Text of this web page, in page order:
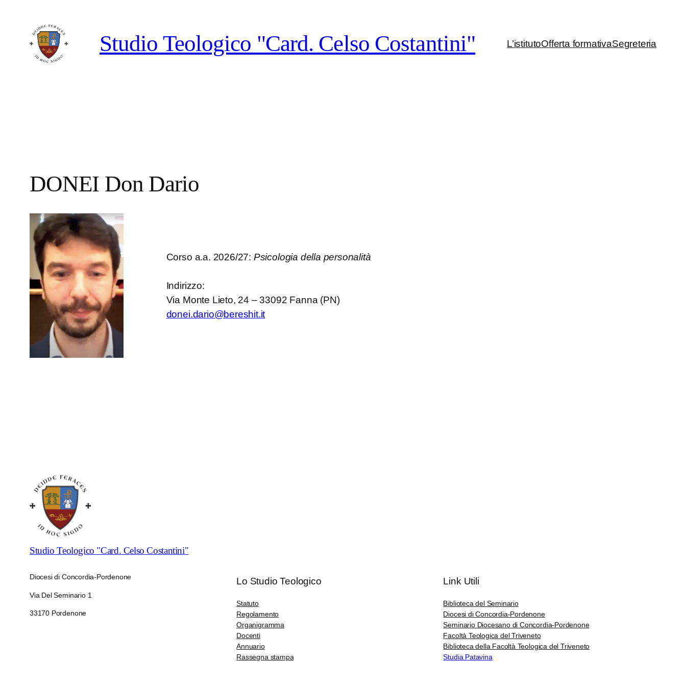
contenuto
Studio Teologico "Card. Celso Costantini" L’istitutoOfferta formativaSegreteria
DONEI Don Dario
Corso a.a. 2026/27: Psicologia della personalità
Indirizzo:
Via Monte Lieto, 24 – 33092 Fanna (PN)
donei.dario@bereshit.it
Studio Teologico "Card. Celso Costantini"
Diocesi di Concordia-Pordenone
Via Del Seminario 1
33170 Pordenone
Lo Studio Teologico
Statuto
Regolamento
Organigramma
Docenti
Annuario
Rassegna stampa
Link Utili
Biblioteca del Seminario
Diocesi di Concordia-Pordenone
Seminario Diocesano di Concordia-Pordenone
Facoltà Teologica del Triveneto
Biblioteca della Facoltà Teologica del Triveneto
Studia Patavina